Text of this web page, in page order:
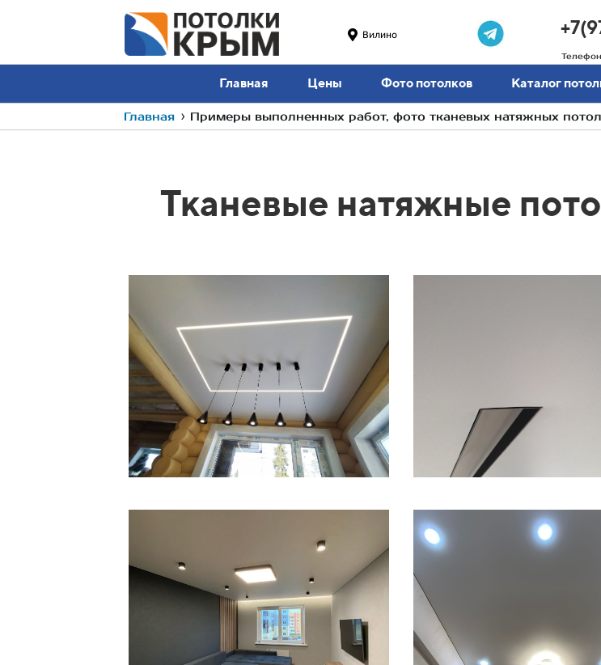
Вилино
Телефон
Главная Цены Фото потолков Каталог
Главная › Примеры выполненных работ, фото тканевых натяжных
Тканевые натяжные